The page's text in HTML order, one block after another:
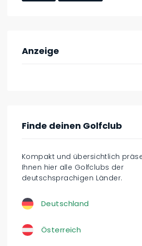
Anzeige
Finde deinen Golfclub
Kompakt und übersichtlich
Ihnen hier alle Golfclubs der
deutschsprachigen Länder.
Deutschland
Österreich